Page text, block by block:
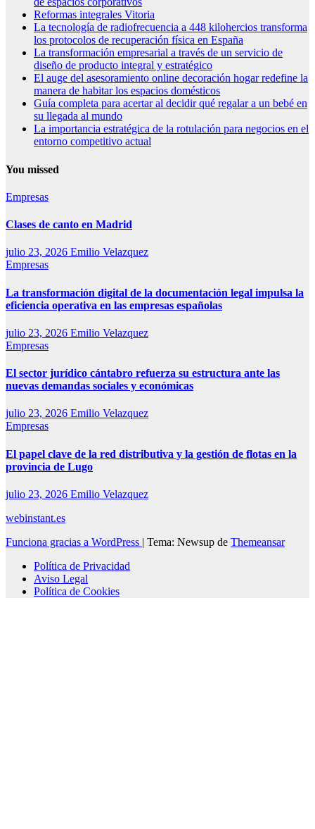
Reformas integrales Vitoria
La tecnología de radiofrecuencia a 448 kilohercios transforma
los protocolos de recuperación física en España
La transformación empresarial a través de un servicio de
diseño de producto integral y estratégico
El auge del asesoramiento online decoración hogar redefine la
manera de habitar los espacios domésticos
Guía completa para acertar al decidir qué regalar a un bebé en
su llegada al mundo
La importancia estratégica de la rotulación para negocios en el
entorno competitivo actual
You missed
Empresas
Clases de canto en Madrid
julio 23, 2026 Emilio Velazquez
Empresas
La transformación digital de la documentación legal impulsa la
eficiencia operativa en las empresas españolas
julio 23, 2026 Emilio Velazquez
Empresas
El sector jurídico cántabro refuerza su estructura ante las
nuevas demandas sociales y económicas
julio 23, 2026 Emilio Velazquez
Empresas
El papel clave de la red distributiva y la gestión de flotas en la
provincia de Lugo
julio 23, 2026 Emilio Velazquez
webinstant.es
Funciona gracias a WordPress | Tema: Newsup de Themeansar
Política de Privacidad
Aviso Legal
Política de Cookies